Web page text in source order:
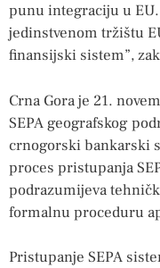
punu integraciju u
jedinstvenom tržištu
finansijski sistem”,
Crna Gora je 21.
SEPA geografskog
crnogorski bankarski
proces pristupanja
podrazumijeva
formalnu proceduru
Pristupanje SEPA